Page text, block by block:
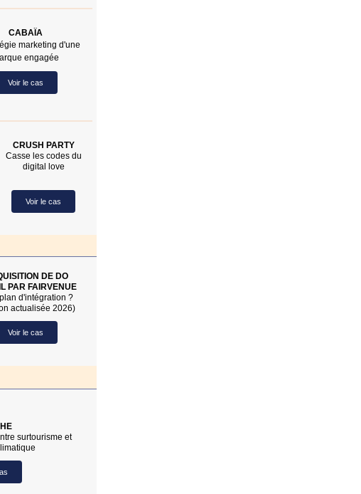
CABAÏA
marketing d'une
engagée
Voir le cas
CRUSH PARTY
Casse les codes du
digital love
Voir le cas
DE DO
PAR FAIRVENUE
d'intégration ?
actualisée 2026)
Voir le cas
surtourisme et